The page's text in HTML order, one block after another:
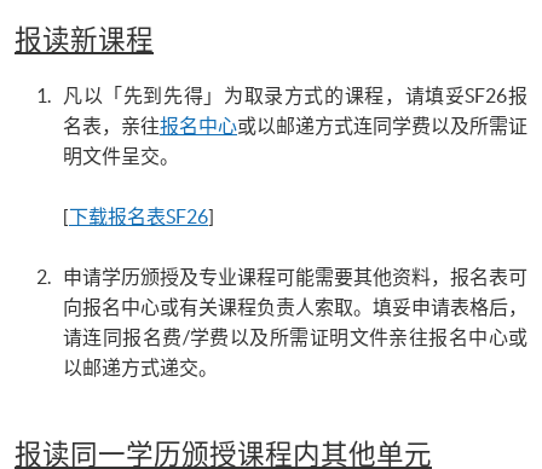
报读新课程
凡以「先到先得」为取录方式的课程，请填妥SF26报
名表，亲往报名中心或以邮递方式连同学费以及所需证
明文件呈交。
[下载报名表SF26]
申请学历颁授及专业课程可能需要其他资料，报名表可
向报名中心或有关课程负责人索取。填妥申请表格后，
请连同报名费/学费以及所需证明文件亲往报名中心或
以邮递方式递交。
报读同一学历颁授课程内其他单元